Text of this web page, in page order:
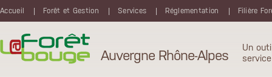
Accueil
Forêt et Gestion Services Réglementation Filière
Auvergne Rhône-Alpes
Un